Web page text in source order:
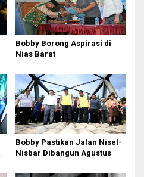
Bobby Borong Aspirasi di
Nias Barat
Bobby Pastikan Jalan Nisel-
Nisbar Dibangun Agustus